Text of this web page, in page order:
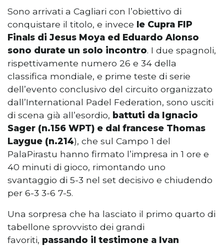
Sono arrivati a Cagliari con l’obiettivo di
conquistare il titolo, e invece le Cupra FIP
Finals di Jesus Moya ed Eduardo Alonso
sono durate un solo incontro. I due spagnoli,
rispettivamente numero 26 e 34 della
classifica mondiale, e prime teste di serie
dell’evento conclusivo del circuito organizzato
dall’International Padel Federation, sono usciti
di scena già all’esordio, battuti da Ignacio
Sager (n.156 WPT) e dal francese Thomas
Laygue (n.214), che sul Campo 1 del
PalaPirastu hanno firmato l’impresa in 1 ore e
40 minuti di gioco, rimontando uno
svantaggio di 5-3 nel set decisivo e chiudendo
per 6-3 3-6 7-5.
Una sorpresa che ha lasciato il primo quarto di
tabellone sprovvisto dei grandi
favoriti, passando il testimone a Ivan